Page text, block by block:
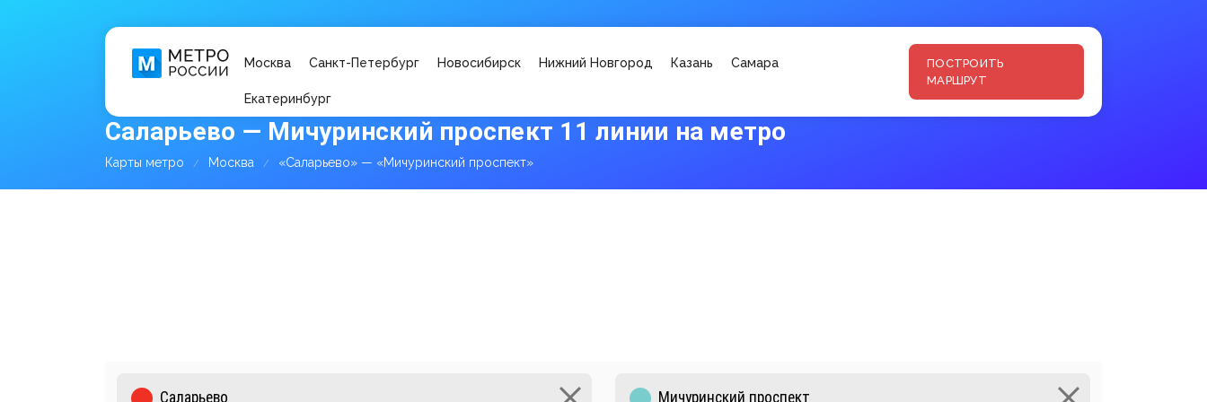
Москва Санкт-Петербург Новосибирск Нижний Новгород Казань Самара
Екатеринбург
ПОСТРОИТЬ
МАРШРУТ
Саларьево — Мичуринский проспект 11 линии на метро
Карты метро Москва «Саларьево» — «Мичуринский проспект»